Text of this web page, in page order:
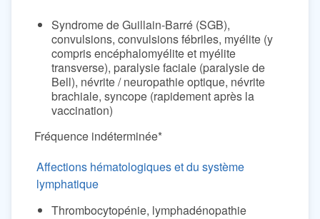
Syndrome de Guillain-Barré (SGB),
convulsions, convulsions fébriles, myélite (y
compris encéphalomyélite et myélite
transverse), paralysie faciale (paralysie de
Bell), névrite / neuropathie optique, névrite
brachiale, syncope (rapidement après la
vaccination)
Fréquence indéterminée*
Affections hématologiques et du système
lymphatique
Thrombocytopénie, lymphadénopathie